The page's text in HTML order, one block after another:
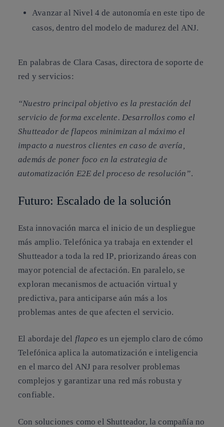
Avanzar al Nivel 4 de autonomía en este tipo de
casos, dentro del modelo de madurez del ANJ.
En palabras de Clara Casas, directora de soporte de
red y servicios:
“Nuestro principal objetivo es la prestación del
servicio de forma excelente. Desarrollos como el
Shutteador de flapeos minimizan al máximo el
impacto a nuestros clientes en caso de avería,
además de poner foco en la estrategia de
automatización E2E del proceso de resolución”.
Futuro: Escalado de la solución
Esta innovación marca el inicio de un despliegue
más amplio. Telefónica ya trabaja en extender el
Shutteador atoda la red IP, priorizando áreas con
mayor potencial de afectación. En paralelo, se
exploran mecanismos de actuación virtual y
predictiva, para anticiparse aún más a los
problemas antes de que afecten el servicio.
El abordaje del flapeo es un ejemplo claro de cómo
Telefónica aplica la automatización e inteligencia
en el marco del ANJ para resolver problemas
complejos y garantizar una red más robusta y
confiable.
Con soluciones como el Shutteador, la compañía no